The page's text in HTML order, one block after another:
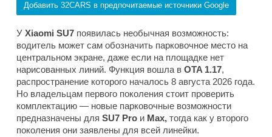
Добавить 32CARS в предпочитаемые источники Google
У Xiaomi SU7 появилась необычная возможность:
водитель может сам обозначить парковочное место на
центральном экране, даже если на площадке нет
нарисованных линий. Функция вошла в OTA 1.17,
распространение которого началось 8 августа 2026 года.
Но владельцам первого поколения стоит проверить
комплектацию — новые парковочные возможности
предназначены для SU7 Pro и Max, тогда как у второго
поколения они заявлены для всей линейки.